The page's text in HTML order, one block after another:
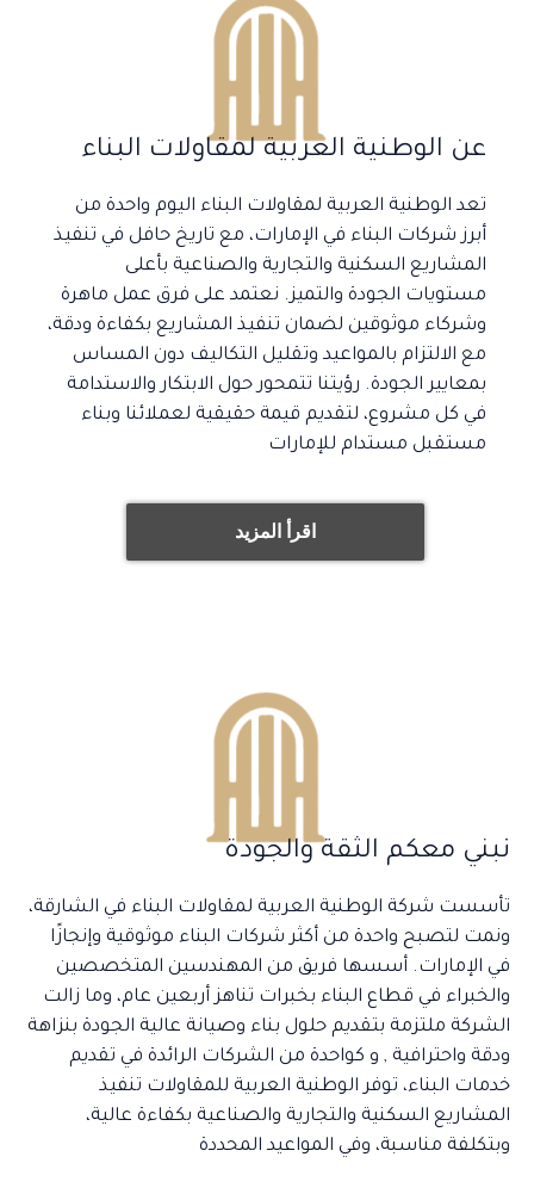
عن الوطنية العربية لمقاولات البناء
تعد الوطنية العربية لمقاولات البناء اليوم واحدة من
أبرز شركات البناء في الإمارات، مع تاريخ حافل في تنفيذ
المشاريع السكنية والتجارية والصناعية بأعلى
مستويات الجودة والتميز. نعتمد على فرق عمل ماهرة
وشركاء موثوقين لضمان تنفيذ المشاريع بكفاءة ودقة،
مع الالتزام بالمواعيد وتقليل التكاليف دون المساس
بمعايير الجودة. رؤيتنا تتمحور حول الابتكار والاستدامة
في كل مشروع، لتقديم قيمة حقيقية لعملائنا وبناء
مستقبل مستدام للإمارات
اقرأ المزيد
اقرأ المزيد
نبني معكم الثقة والجودة
تأسست شركة الوطنية العربية لمقاولات البناء في الشارقة،
ونمت لتصبح واحدة من أكثر شركات البناء موثوقية وإنجازًا
في الإمارات. أسسها فريق من المهندسين المتخصصين
والخبراء في قطاع البناء بخبرات تناهز أربعين عام، وما زالت
الشركة ملتزمة بتقديم حلول بناء وصيانة عالية الجودة بنزاهة
ودقة واحترافية , و كواحدة من الشركات الرائدة في تقديم
خدمات البناء، توفر الوطنية العربية للمقاولات تنفيذ
المشاريع السكنية والتجارية والصناعية بكفاءة عالية،
وبتكلفة مناسبة، وفي المواعيد المحددة